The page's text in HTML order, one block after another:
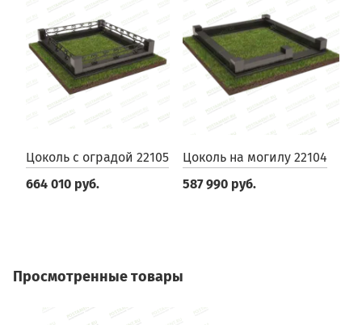
Цоколь с оградой 22105
664 010 руб.
Цоколь на могилу 22104
587 990 руб.
Просмотренные товары